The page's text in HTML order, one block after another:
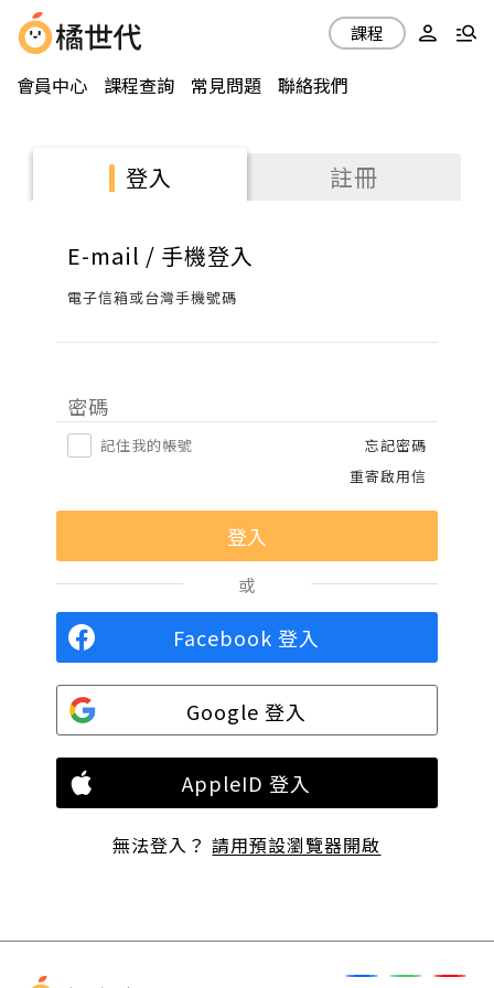
會員中心 課程查詢 常見問題 聯絡我們
課程
登入 註冊
E-mail / 手機登入
電子信箱或台灣手機號碼
密碼
記住我的帳號
忘記密碼
重寄啟用信
或
Facebook 登入
Google 登入
AppleID 登入
無法登入？請用預設瀏覽器開啟